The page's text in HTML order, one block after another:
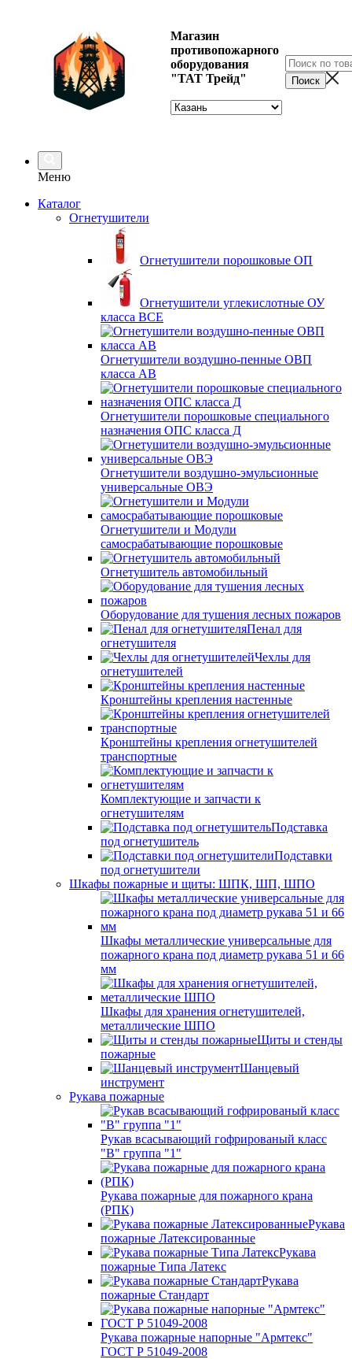
Магазин
противопожарного
оборудования
"ТАТ Трейд"
Меню
Каталог
Огнетушители
Огнетушители порошковые ОП
Огнетушители углекислотные ОУ
класса ВСЕ
Огнетушители воздушно-пенные ОВП
класса АВ
Огнетушители порошковые специального
назначения ОПС класса Д
Огнетушители воздушно-эмульсионные
универсальные ОВЭ
Огнетушители и Модули
самосрабатывающие порошковые
Огнетушитель автомобильный
Оборудование для тушения лесных пожаров
Пенал для
огнетушителя
Чехлы для
огнетушителей
Кронштейны крепления настенные
Кронштейны крепления огнетушителей
транспортные
Комплектующие и запчасти к
огнетушителям
Подставка
под огнетушитель
Подставки
под огнетушители
Шкафы пожарные и щиты: ШПК, ШП, ШПО
Шкафы металлические универсальные для
пожарного крана под диаметр рукава 51 и 66
мм
Шкафы для хранения огнетушителей,
металлические ШПО
Щиты и стенды
пожарные
Шанцевый
инструмент
Рукава пожарные
Рукав всасывающий гофрированый класс
"В" группа "1"
Рукава пожарные для пожарного крана
(РПК)
Рукава
пожарные Латексированные
Рукава
пожарные Типа Латекс
Рукава
пожарные Стандарт
Рукава пожарные напорные "Армтекс"
ГОСТ Р 51049-2008